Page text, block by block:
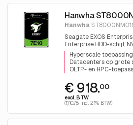
Hanwha
Hanwha
Seagate EXOS
Enterprise HDD-schijf,
SATA 6 Gb/s
Hyperscale
Datacenters op grote
OLTP- en HPC-
€ 918.00
excl. BTW
(1,110.78 incl. 21% BTW)